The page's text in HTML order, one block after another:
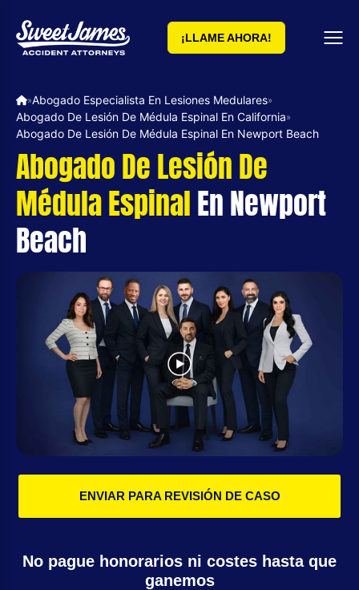
¡LLAME AHORA!
»Abogado Especialista En Lesiones Medulares»
Abogado De Lesión De Médula Espinal En California»
Abogado De Lesión De Médula Espinal En Newport Beach
Abogado De Lesión De
Médula EspinalEn Newport
Beach
ENVIAR PARA REVISIÓN DE CASO
No pague honorarios ni costes hasta que
ganemos